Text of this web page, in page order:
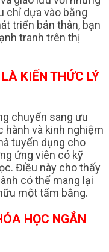
chỉ dựa vào bằng
triển bản thân, bạn
tranh trên thị
KIẾN THỨC LÝ
chuyển sang ưu
và kinh nghiệm
tuyển dụng cho
ứng viên có kỹ
Điều này cho thấy
có thể mang lại
một tấm bằng.
HỌC NGẮN